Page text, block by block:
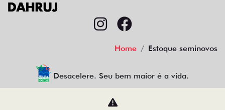
Home Estoque seminovos
Desacelere. Seu bem maior é a vida.